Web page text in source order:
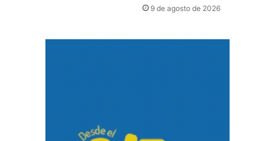
9 de agosto de 2026